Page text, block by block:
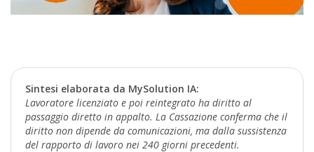
Sintesi elaborata da MySolution IA:
Lavoratore licenziato e poi reintegrato ha diritto al
passaggio diretto in appalto. La Cassazione conferma che il
diritto non dipende da comunicazioni, ma dalla sussistenza
del rapporto di lavoro nei 240 giorni precedenti.